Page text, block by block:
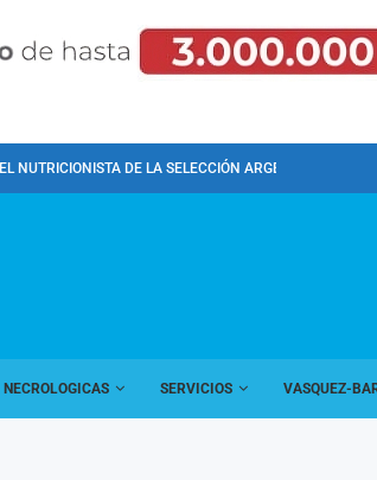
EL NUTRICIONISTA DE LA SELECCIÓN ARGENTINA DE
NECROLOGICAS SERVICIOS VASQUEZ-